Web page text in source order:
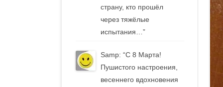
страну, кто прошёл
через тяжёлые
испытания… ”
Samp: “С 8 Марта!
Пушистого настроения,
весеннего вдохновения